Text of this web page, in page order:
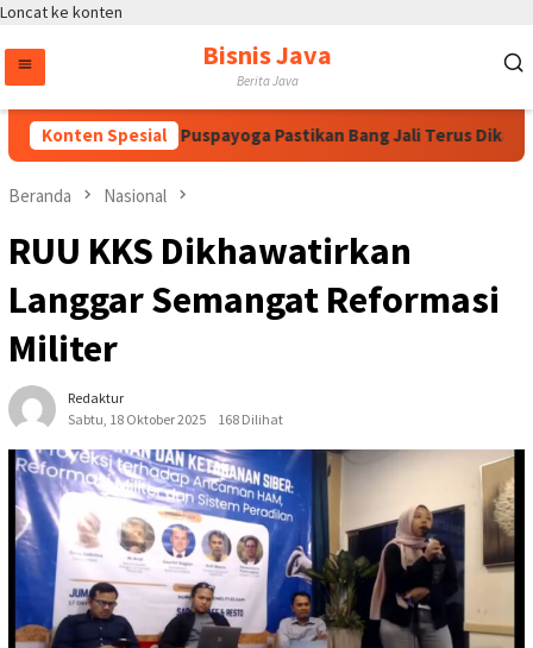
Loncat ke konten
Bisnis Java
Berita Java
Konten Spesial
Bintang Puspayoga Pastikan Bang Jali Terus Dikawal dan
Beranda Nasional
RUU KKS Dikhawatirkan
Langgar Semangat Reformasi
Militer
Redaktur
Sabtu, 18 Oktober 2025
168 Dilihat